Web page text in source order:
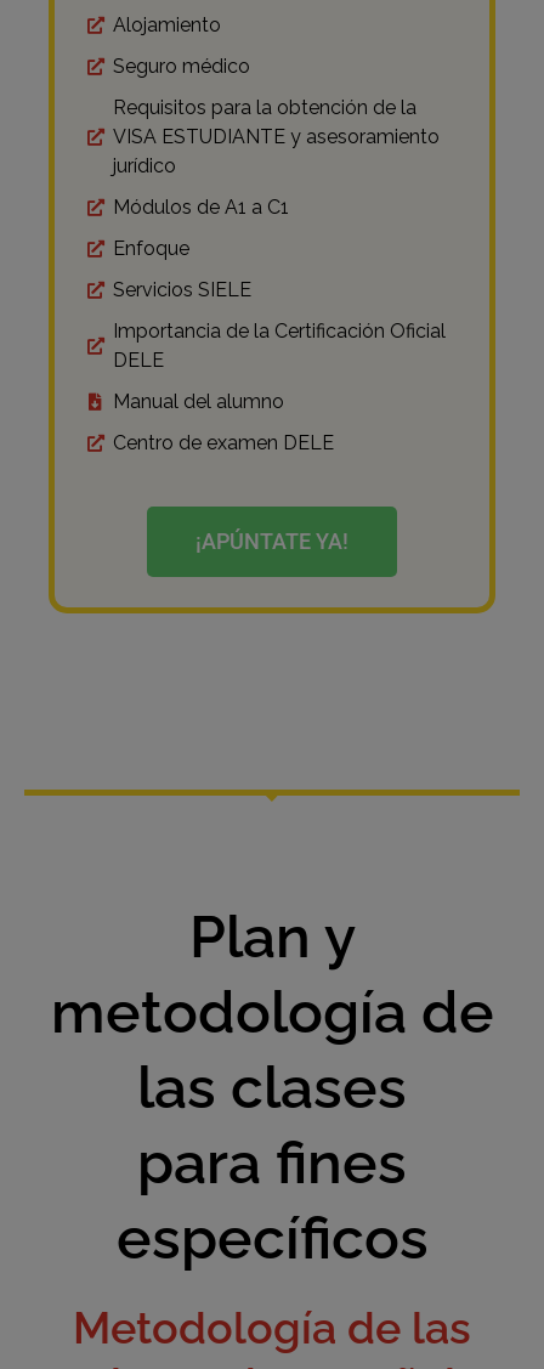
Alojamiento
Seguro médico
Requisitos para la obtención de la
VISA ESTUDIANTE y asesoramiento
jurídico
Módulos de A1 a C1
Enfoque
Servicios SIELE
Importancia de la Certificación Oficial
DELE
Manual del alumno
Centro de examen DELE
¡APÚNTATE YA!
Plan y
metodología de
las clases
para fines
específicos
Metodología de las